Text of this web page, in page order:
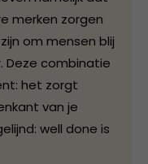
merken zorgen
om mensen blij
Deze combinatie
het zorgt
van je
well done is